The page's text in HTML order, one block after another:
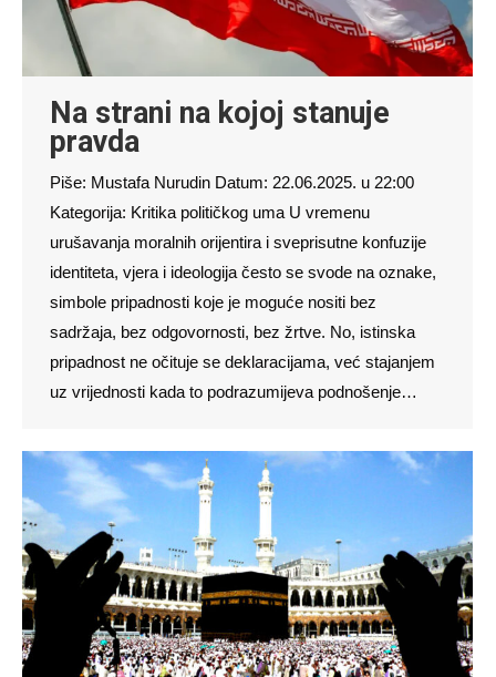
Na strani na kojoj stanuje
pravda
Piše: Mustafa Nurudin Datum: 22.06.2025. u 22:00
Kategorija: Kritika političkog uma U vremenu
urušavanja moralnih orijentira i sveprisutne konfuzije
identiteta, vjera i ideologija često se svode na oznake,
simbole pripadnosti koje je moguće nositi bez
sadržaja, bez odgovornosti, bez žrtve. No, istinska
pripadnost ne očituje se deklaracijama, već stajanjem
uz vrijednosti kada to podrazumijeva podnošenje…